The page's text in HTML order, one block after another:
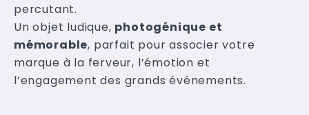
percutant.
Un objet ludique, photogénique et
mémorable, parfait pour associer votre
marque à la ferveur, l’émotion et
l’engagement des grands événements.